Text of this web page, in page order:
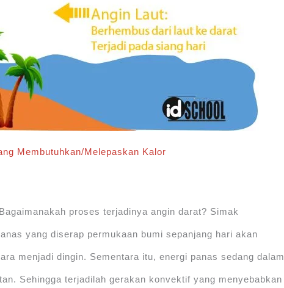
Membutuhkan/Melepaskan Kalor
proses terjadinya angin darat? Simak
yang diserap permukaan bumi sepanjang hari akan
menjadi dingin. Sementara itu, energi panas sedang dalam
Sehingga terjadilah gerakan konvektif yang menyebabkan